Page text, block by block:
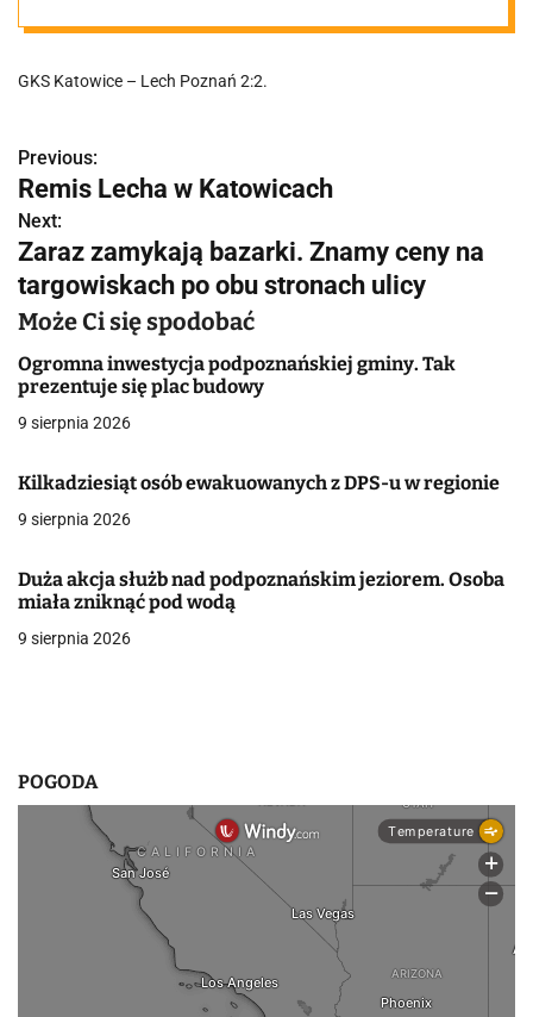
bliżej!
GKS Katowice – Lech Poznań 2:2.
N
a
w
i
a
c
j
a
w
p
Previous:
Remis Lecha w Katowicach
Next:
Zaraz zamykają bazarki. Znamy ceny na
targowiskach po obu stronach ulicy
Może Ci się spodobać
Ogromna inwestycja podpoznańskiej gminy. Tak
prezentuje się plac budowy
9 sierpnia 2026
Kilkadziesiąt osób ewakuowanych z DPS-u w regionie
9 sierpnia 2026
Duża akcja służb nad podpoznańskim jeziorem. Osoba
miała zniknąć pod wodą
9 sierpnia 2026
POGODA